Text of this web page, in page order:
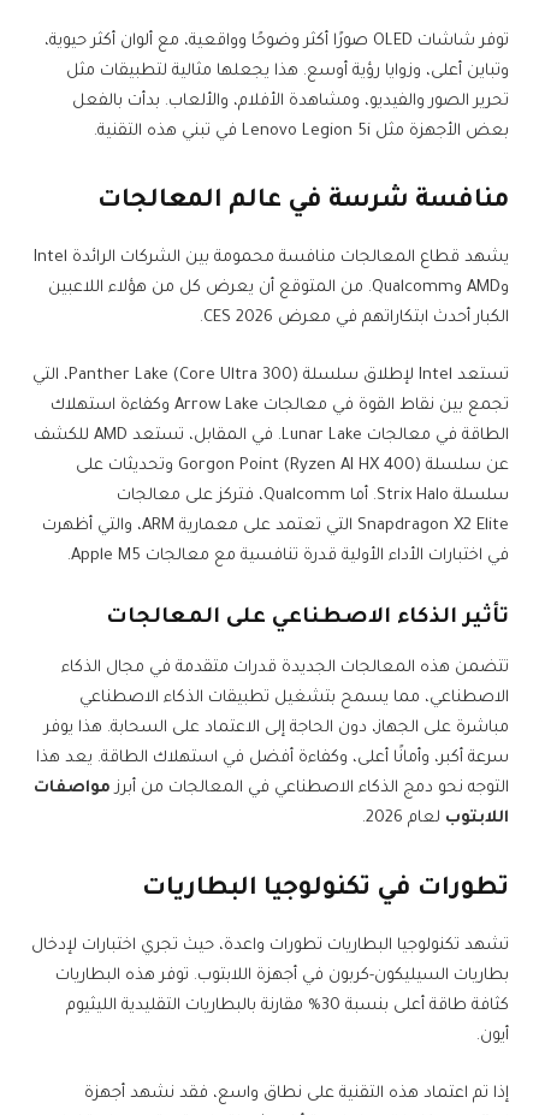
توفر شاشات OLED صورًا أكثر وضوحًا وواقعية، مع ألوان أكثر حيوية،
وتباين أعلى، وزوايا رؤية أوسع. هذا يجعلها مثالية لتطبيقات مثل
تحرير الصور والفيديو، ومشاهدة الأفلام، والألعاب. بدأت بالفعل
بعض الأجهزة مثل Lenovo Legion 5i في تبني هذه التقنية.
منافسة شرسة في عالم المعالجات
يشهد قطاع المعالجات منافسة محمومة بين الشركات الرائدة Intel
وAMD وQualcomm. من المتوقع أن يعرض كل من هؤلاء اللاعبين
الكبار أحدث ابتكاراتهم في معرض CES 2026.
تستعد Intel لإطلاق سلسلة Panther Lake (Core Ultra 300)، التي
تجمع بين نقاط القوة في معالجات Arrow Lake وكفاءة استهلاك
الطاقة في معالجات Lunar Lake. في المقابل، تستعد AMD للكشف
عن سلسلة Gorgon Point (Ryzen AI HX 400) وتحديثات على
سلسلة Strix Halo. أما Qualcomm، فتركز على معالجات
Snapdragon X2 Elite التي تعتمد على معمارية ARM، والتي أظهرت
في اختبارات الأداء الأولية قدرة تنافسية مع معالجات Apple M5.
تأثير الذكاء الاصطناعي على المعالجات
تتضمن هذه المعالجات الجديدة قدرات متقدمة في مجال الذكاء
الاصطناعي، مما يسمح بتشغيل تطبيقات الذكاء الاصطناعي
مباشرة على الجهاز، دون الحاجة إلى الاعتماد على السحابة. هذا يوفر
سرعة أكبر، وأمانًا أعلى، وكفاءة أفضل في استهلاك الطاقة. يعد هذا
التوجه نحو دمج الذكاء الاصطناعي في المعالجات من أبرز مواصفات
اللابتوب لعام 2026.
تطورات في تكنولوجيا البطاريات
تشهد تكنولوجيا البطاريات تطورات واعدة، حيث تجري اختبارات لإدخال
بطاريات السيليكون-كربون في أجهزة اللابتوب. توفر هذه البطاريات
كثافة طاقة أعلى بنسبة 30% مقارنة بالبطاريات التقليدية الليثيوم
أيون.
إذا تم اعتماد هذه التقنية على نطاق واسع، فقد نشهد أجهزة